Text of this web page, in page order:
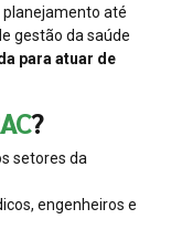
planejamento até
gestão da saúde
para atuar de
?
setores da
engenheiros e